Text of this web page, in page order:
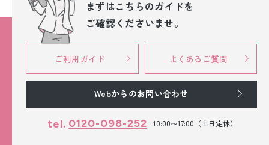
まずはこちらのガイドを
ご確認くださいませ。
ご利用ガイド よくあるご質問
Webからのお問い合わせ
tel. 0120-098-252 10:00〜17:00（土日定休）